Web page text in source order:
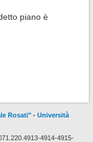
piano è
Rosati" - Università
4914-4915-